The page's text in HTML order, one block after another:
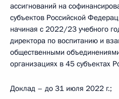
ассигнований на
субъектов Российской
начиная с 2022/23 учебного
директора по воспитанию и
общественными
организациях в 45 субъектах
Доклад – до 31 июля 2022 г.;